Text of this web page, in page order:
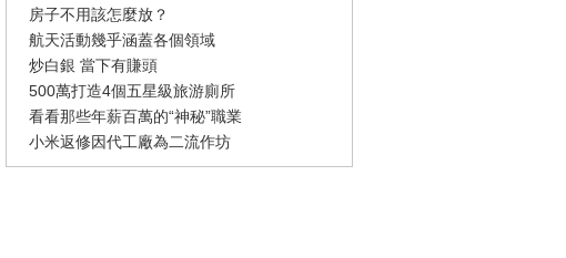
房子不用該怎麼放？
航天活動幾乎涵蓋各個領域
炒白銀 當下有賺頭
500萬打造4個五星級旅游廁所
看看那些年薪百萬的“神秘”職業
小米返修因代工廠為二流作坊